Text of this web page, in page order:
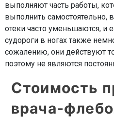
выполняют часть работы,
выполнить самостоятельно,
отеки часто уменьшаются, и
судороги в ногах также
сожалению, они действуют
поэтому не являются
Стоимость
врача-